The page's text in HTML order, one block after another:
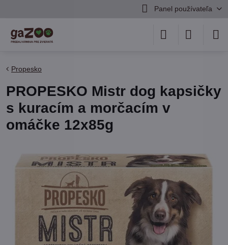
Panel používateľa
Propesko
PROPESKO Mistr dog kapsičky
s kuracím a morčacím v
omáčke 12x85g